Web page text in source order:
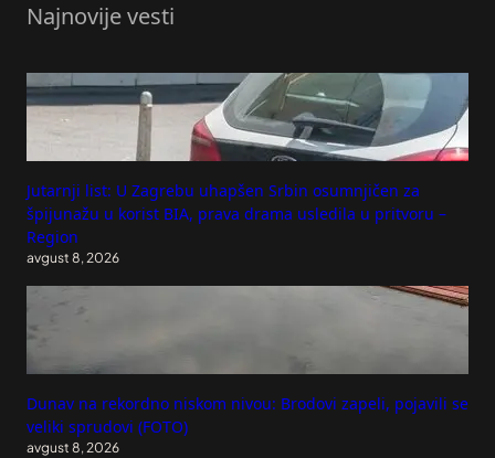
Najnovije vesti
Jutarnji list: U Zagrebu uhapšen Srbin osumnjičen za
špijunažu u korist BIA, prava drama usledila u pritvoru –
Region
avgust 8, 2026
Dunav na rekordno niskom nivou: Brodovi zapeli, pojavili se
veliki sprudovi (FOTO)
avgust 8, 2026